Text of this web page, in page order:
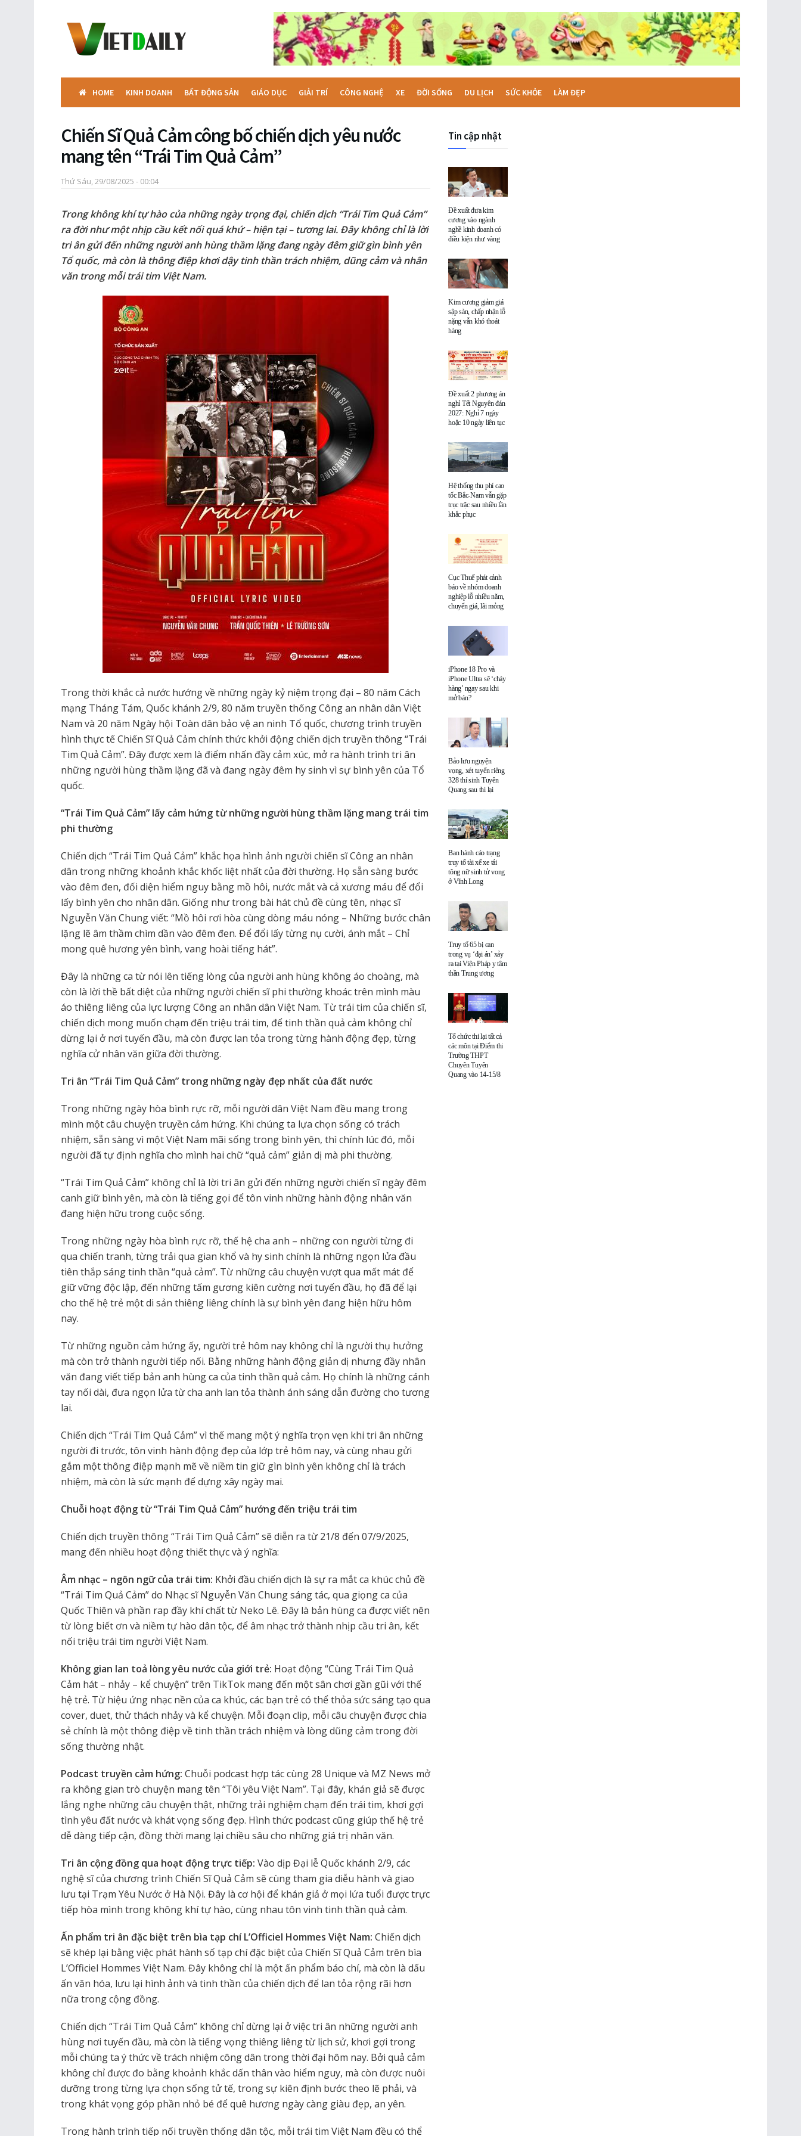
HOME KINH DOANH BẤT ĐỘNG SẢN GIÁO DỤC GIẢI TRÍ CÔNG NGHỆ XE ĐỜI SỐNG DU LỊCH SỨC KHỎE LÀM ĐẸP
Chiến Sĩ Quả Cảm công bố chiến dịch yêu nước
mang tên “Trái Tim Quả Cảm”
Thứ Sáu, 29/08/2025 - 00:04
Trong không khí tự hào của những ngày trọng đại, chiến dịch “Trái Tim Quả Cảm”
ra đời như một nhịp cầu kết nối quá khứ – hiện tại – tương lai. Đây không chỉ là lời
tri ân gửi đến những người anh hùng thầm lặng đang ngày đêm giữ gìn bình yên
Tổ quốc, mà còn là thông điệp khơi dậy tinh thần trách nhiệm, dũng cảm và nhân
văn trong mỗi trái tim Việt Nam.
Trong thời khắc cả nước hướng về những ngày kỷ niệm trọng đại – 80 năm Cách
mạng Tháng Tám, Quốc khánh 2/9, 80 năm truyền thống Công an nhân dân Việt
Nam và 20 năm Ngày hội Toàn dân bảo vệ an ninh Tổ quốc, chương trình truyền
hình thực tế Chiến Sĩ Quả Cảm chính thức khởi động chiến dịch truyền thông “Trái
Tim Quả Cảm”. Đây được xem là điểm nhấn đầy cảm xúc, mở ra hành trình tri ân
những người hùng thầm lặng đã và đang ngày đêm hy sinh vì sự bình yên của Tổ
quốc.
“Trái Tim Quả Cảm” lấy cảm hứng từ những người hùng thầm lặng mang trái tim
phi thường
Chiến dịch “Trái Tim Quả Cảm” khắc họa hình ảnh người chiến sĩ Công an nhân
dân trong những khoảnh khắc khốc liệt nhất của đời thường. Họ sẵn sàng bước
vào đêm đen, đối diện hiểm nguy bằng mồ hôi, nước mắt và cả xương máu để đổi
lấy bình yên cho nhân dân. Giống như trong bài hát chủ đề cùng tên, nhạc sĩ
Nguyễn Văn Chung viết: “Mồ hôi rơi hòa cùng dòng máu nóng – Những bước chân
lặng lẽ âm thầm chìm dần vào đêm đen. Để đổi lấy từng nụ cười, ánh mắt – Chỉ
mong quê hương yên bình, vang hoài tiếng hát”.
Đây là những ca từ nói lên tiếng lòng của người anh hùng không áo choàng, mà
còn là lời thề bất diệt của những người chiến sĩ phi thường khoác trên mình màu
áo thiêng liêng của lực lượng Công an nhân dân Việt Nam. Từ trái tim của chiến sĩ,
chiến dịch mong muốn chạm đến triệu trái tim, để tinh thần quả cảm không chỉ
dừng lại ở nơi tuyến đầu, mà còn được lan tỏa trong từng hành động đẹp, từng
nghĩa cử nhân văn giữa đời thường.
Tri ân “Trái Tim Quả Cảm” trong những ngày đẹp nhất của đất nước
Trong những ngày hòa bình rực rỡ, mỗi người dân Việt Nam đều mang trong
mình một câu chuyện truyền cảm hứng. Khi chúng ta lựa chọn sống có trách
nhiệm, sẵn sàng vì một Việt Nam mãi sống trong bình yên, thì chính lúc đó, mỗi
người đã tự định nghĩa cho mình hai chữ “quả cảm” giản dị mà phi thường.
“Trái Tim Quả Cảm” không chỉ là lời tri ân gửi đến những người chiến sĩ ngày đêm
canh giữ bình yên, mà còn là tiếng gọi để tôn vinh những hành động nhân văn
đang hiện hữu trong cuộc sống.
Trong những ngày hòa bình rực rỡ, thế hệ cha anh – những con người từng đi
qua chiến tranh, từng trải qua gian khổ và hy sinh chính là những ngọn lửa đầu
tiên thắp sáng tinh thần “quả cảm”. Từ những câu chuyện vượt qua mất mát để
giữ vững độc lập, đến những tấm gương kiên cường nơi tuyến đầu, họ đã để lại
cho thế hệ trẻ một di sản thiêng liêng chính là sự bình yên đang hiện hữu hôm
nay.
Từ những nguồn cảm hứng ấy, người trẻ hôm nay không chỉ là người thụ hưởng
mà còn trở thành người tiếp nối. Bằng những hành động giản dị nhưng đầy nhân
văn đang viết tiếp bản anh hùng ca của tinh thần quả cảm. Họ chính là những cánh
tay nối dài, đưa ngọn lửa từ cha anh lan tỏa thành ánh sáng dẫn đường cho tương
lai.
Chiến dịch “Trái Tim Quả Cảm” vì thế mang một ý nghĩa trọn vẹn khi tri ân những
người đi trước, tôn vinh hành động đẹp của lớp trẻ hôm nay, và cùng nhau gửi
gắm một thông điệp mạnh mẽ về niềm tin giữ gìn bình yên không chỉ là trách
nhiệm, mà còn là sức mạnh để dựng xây ngày mai.
Chuỗi hoạt động từ “Trái Tim Quả Cảm” hướng đến triệu trái tim
Chiến dịch truyền thông “Trái Tim Quả Cảm” sẽ diễn ra từ 21/8 đến 07/9/2025,
mang đến nhiều hoạt động thiết thực và ý nghĩa:
Âm nhạc – ngôn ngữ của trái tim: Khởi đầu chiến dịch là sự ra mắt ca khúc chủ đề
“Trái Tim Quả Cảm” do Nhạc sĩ Nguyễn Văn Chung sáng tác, qua giọng ca của
Quốc Thiên và phần rap đầy khí chất từ Neko Lê. Đây là bản hùng ca được viết nên
từ lòng biết ơn và niềm tự hào dân tộc, để âm nhạc trở thành nhịp cầu tri ân, kết
nối triệu trái tim người Việt Nam.
Không gian lan toả lòng yêu nước của giới trẻ: Hoạt động “Cùng Trái Tim Quả
Cảm hát – nhảy – kể chuyện” trên TikTok mang đến một sân chơi gần gũi với thế
hệ trẻ. Từ hiệu ứng nhạc nền của ca khúc, các bạn trẻ có thể thỏa sức sáng tạo qua
cover, duet, thử thách nhảy và kể chuyện. Mỗi đoạn clip, mỗi câu chuyện được chia
sẻ chính là một thông điệp về tinh thần trách nhiệm và lòng dũng cảm trong đời
sống thường nhật.
Podcast truyền cảm hứng: Chuỗi podcast hợp tác cùng 28 Unique và MZ News mở
ra không gian trò chuyện mang tên “Tôi yêu Việt Nam”. Tại đây, khán giả sẽ được
lắng nghe những câu chuyện thật, những trải nghiệm chạm đến trái tim, khơi gợi
tình yêu đất nước và khát vọng sống đẹp. Hình thức podcast cũng giúp thế hệ trẻ
dễ dàng tiếp cận, đồng thời mang lại chiều sâu cho những giá trị nhân văn.
Tri ân cộng đồng qua hoạt động trực tiếp: Vào dịp Đại lễ Quốc khánh 2/9, các
nghệ sĩ của chương trình Chiến Sĩ Quả Cảm sẽ cùng tham gia diễu hành và giao
lưu tại Trạm Yêu Nước ở Hà Nội. Đây là cơ hội để khán giả ở mọi lứa tuổi được trực
tiếp hòa mình trong không khí tự hào, cùng nhau tôn vinh tinh thần quả cảm.
Ấn phẩm tri ân đặc biệt trên bìa tạp chí L’Officiel Hommes Việt Nam: Chiến dịch
sẽ khép lại bằng việc phát hành số tạp chí đặc biệt của Chiến Sĩ Quả Cảm trên bìa
L’Officiel Hommes Việt Nam. Đây không chỉ là một ấn phẩm báo chí, mà còn là dấu
ấn văn hóa, lưu lại hình ảnh và tinh thần của chiến dịch để lan tỏa rộng rãi hơn
nữa trong cộng đồng.
Chiến dịch “Trái Tim Quả Cảm” không chỉ dừng lại ở việc tri ân những người anh
hùng nơi tuyến đầu, mà còn là tiếng vọng thiêng liêng từ lịch sử, khơi gợi trong
mỗi chúng ta ý thức về trách nhiệm công dân trong thời đại hôm nay. Bởi quả cảm
không chỉ được đo bằng khoảnh khắc dấn thân vào hiểm nguy, mà còn được nuôi
dưỡng trong từng lựa chọn sống tử tế, trong sự kiên định bước theo lẽ phải, và
trong khát vọng góp phần nhỏ bé để quê hương ngày càng giàu đẹp, an yên.
Trong hành trình tiếp nối truyền thống dân tộc, mỗi trái tim Việt Nam đều có thể
Tin cập nhật
Đề xuất đưa kim
cương vào ngành
nghề kinh doanh có
điều kiện như vàng
Kim cương giảm giá
sập sàn, chấp nhận lỗ
nặng vẫn khó thoát
hàng
Đề xuất 2 phương án
nghỉ Tết Nguyên đán
2027: Nghỉ 7 ngày
hoặc 10 ngày liên tục
Hệ thống thu phí cao
tốc Bắc-Nam vẫn gặp
trục trặc sau nhiều lần
khắc phục
Cục Thuế phát cảnh
báo về nhóm doanh
nghiệp lỗ nhiều năm,
chuyển giá, lãi mỏng
iPhone 18 Pro và
iPhone Ultra sẽ ‘cháy
hàng’ ngay sau khi
mở bán?
Bảo lưu nguyện
vọng, xét tuyển riêng
328 thí sinh Tuyên
Quang sau thi lại
Ban hành cáo trạng
truy tố tài xế xe tải
tông nữ sinh tử vong
ở Vĩnh Long
Truy tố 65 bị can
trong vụ ‘đại án’ xảy
ra tại Viện Pháp y tâm
thần Trung ương
Tổ chức thi lại tất cả
các môn tại Điểm thi
Trường THPT
Chuyên Tuyên
Quang vào 14-15/8